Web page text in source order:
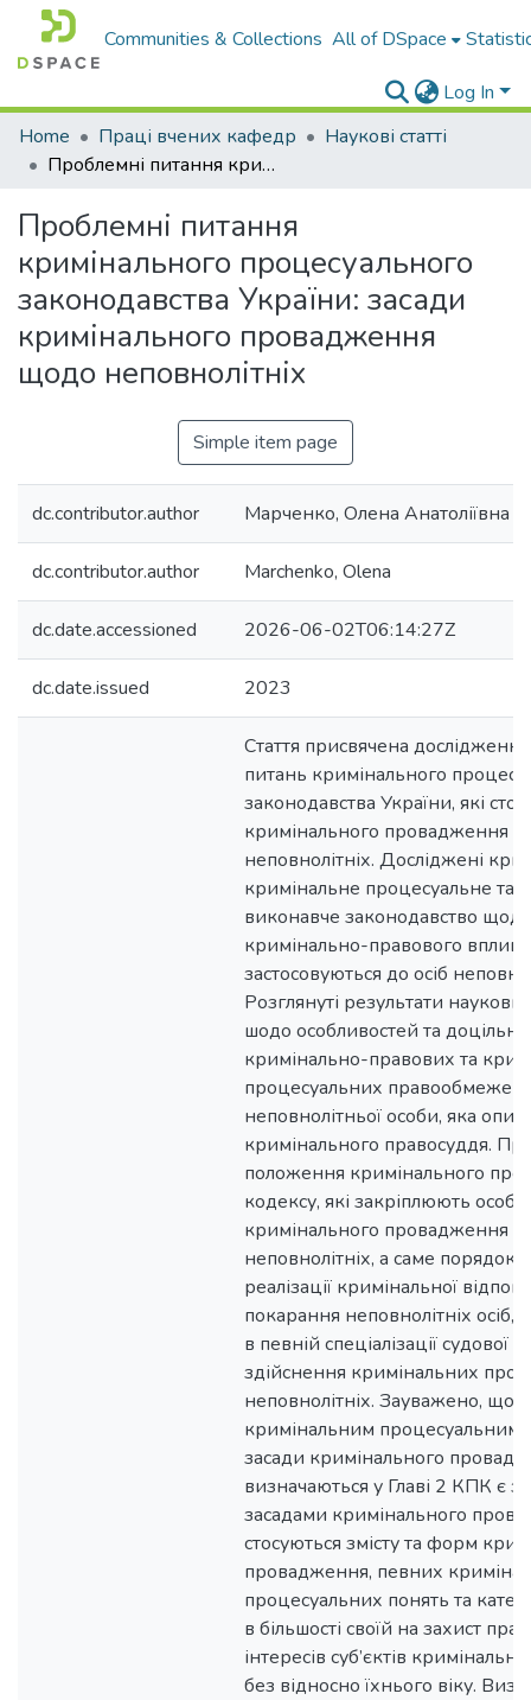
Communities & Collections All of DSpace
Log In
Home
Праці вчених кафедр
Наукові статті
Проблемні питання кримінального процесуального законодавства України: засади кримінального провадження щодо неповнолітніх
Проблемні питання
кримінального процесуального
законодавства України: засади
кримінального провадження
щодо неповнолітніх
Simple item page
dc.contributor.author Марченко, Олена Анатоліївна
dc.contributor.author Marchenko, Olena
dc.date.accessioned 2026-06-02T06:14:27Z
dc.date.issued 2023
Стаття присвячена
питань кримінального
законодавства України, які
кримінального провадження
неповнолітніх. Досліджені
кримінальне процесуальне та
виконавче законодавство
кримінально-правового
застосовуються до осіб
Розглянуті результати
шодо особливостей та
кримінально-правових та
процесуальних
неповнолітньої особи, яка
кримінального правосуддя.
положення кримінального
кодексу, які закріплюють
кримінального провадження
неповнолітніх, а саме порядок
реалізації кримінальної
покарання неповнолітніх осіб,
в певній спеціалізації судової
здійснення кримінальних
неповнолітніх. Зауважено, що
кримінальним процесуальним
засади кримінального
визначаються у Главі 2 КПК є
засадами кримінального
стосуються змісту та форм
провадження, певних
процесуальних понять та
в більшості своїй на захист
інтересів суб’єктів
без відносно їхнього віку.